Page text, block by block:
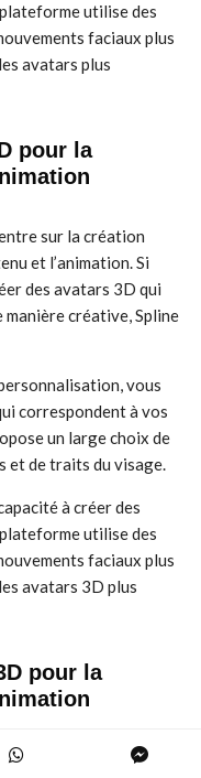
utilise des
faciaux plus
avatars plus
pour la
sur la création
et l’animation. Si
des avatars 3D qui
créative, Spline
vous
correspondent à vos
un large choix de
et de traits du visage.
à créer des
utilise des
faciaux plus
avatars 3D plus
pour la
dans la création